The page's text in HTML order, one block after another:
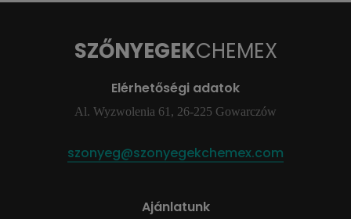
SZŐNYEGEKCHEMEX
Elérhetőségi adatok
Al. Wyzwolenia 61, 26-225 Gowarczów
szonyeg@szonyegekchemex.com
Ajánlatunk